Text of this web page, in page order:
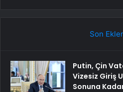
Son
Putin, Çin
Vizesiz Giriş
Sonuna